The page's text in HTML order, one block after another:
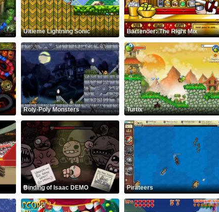
Ultieme Lightning Sonic Bartender: The Right Mix
Roly-Poly Monsters Turtix
Binding of Isaac DEMO Pirateers